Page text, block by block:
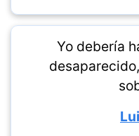
Yo debería